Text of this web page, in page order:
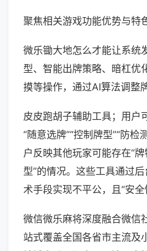
聚焦相关游戏功能优势与特
微乐锄大地怎么才能让系统
型、智能出牌策略、暗杠优
摸等操作，通过AI算法调整
皮皮跑胡子辅助工具；用户
“随意选牌”“控制牌型”“防检
户反映其他玩家可能存在“
型”的情况。这些工具通过
术手段实现不平公，且“安全
微信微乐麻将深度融合微信
站式覆盖全国各省市主流及